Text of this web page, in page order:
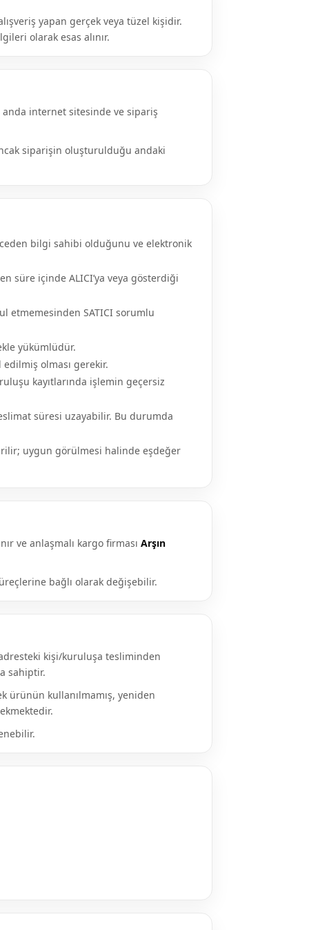
yapan gerçek veya tüzel kişidir.
olarak esas alınır.
internet sitesinde ve sipariş
siparişin oluşturulduğu andaki
bilgi sahibi olduğunu ve elektronik
süre içinde ALICI’ya veya gösterdiği
etmemesinden SATICI sorumlu
yükümlüdür.
olması gerekir.
kayıtlarında işlemin geçersiz
süresi uzayabilir. Bu durumda
uygun görülmesi halinde eşdeğer
ve anlaşmalı kargo firması Arşın
bağlı olarak değişebilir.
kişi/kuruluşa tesliminden
sahiptir.
ürünün kullanılmamış, yeniden